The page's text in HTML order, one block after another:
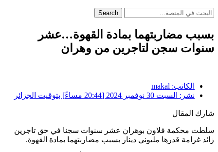
Search
بسبب مضاربتهما بمادة القهوة…عشر
سنوات سجن لتاجرين من وهران
الكاتب: makal
نشر: السبت 30 نوفمبر 2024 [20:44 مساءً] بتوقيت الجزائر
شارك المقال
سلطت محكمة فلاون بوهران عشر سنوات سجنا في حق تاجرين
زائد غرامة قدرها مليوني دينار بسبب مضاربتهما بمادة القهوة.